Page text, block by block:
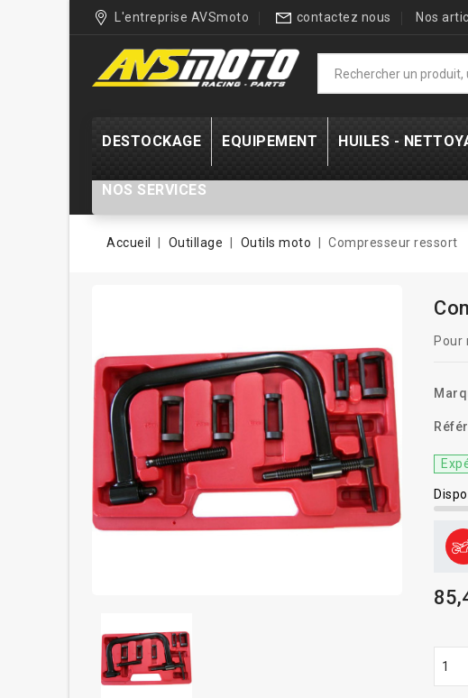
L'entreprise AVSmoto contactez nous Nos
DESTOCKAGE EQUIPEMENT HUILES -
NOS SERVICES
Accueil Outillage Outils moto Compresseur ressort
Pour